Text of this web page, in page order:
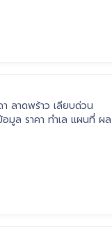
ลาดพร้าว เลียบด่วน
มูล ราคา ทำเล แผนที่ ผล